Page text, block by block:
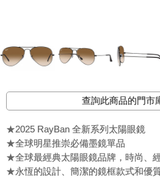
查詢此商品的門市
★2025 RayBan 全新系列太陽眼鏡
★全球明星推崇必備墨鏡單品
★全球最經典太陽眼鏡品牌，時尚、
★永恆的設計、簡潔的鏡框款式和優